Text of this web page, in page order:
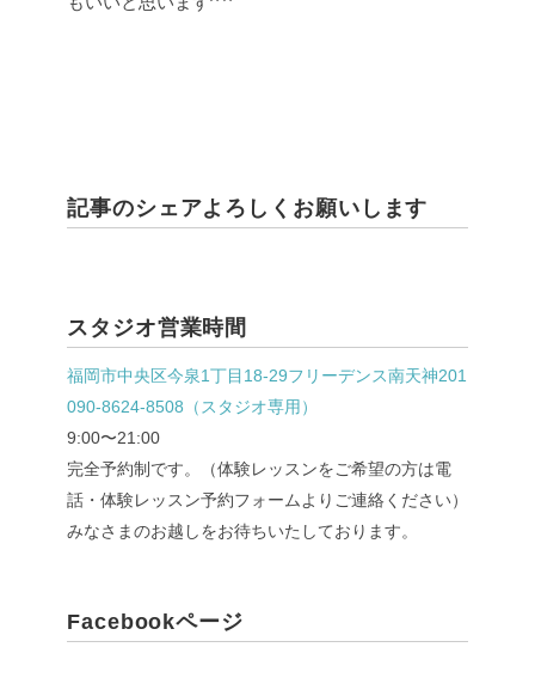
記事のシェアよろしくお願いします
スタジオ営業時間
福岡市中央区今泉1丁目18-29フリーデンス南天神201
090-8624-8508（スタジオ専用）
9:00〜21:00
完全予約制です。（体験レッスンをご希望の方は電
話・体験レッスン予約フォームよりご連絡ください）
みなさまのお越しをお待ちいたしております。
Facebookページ